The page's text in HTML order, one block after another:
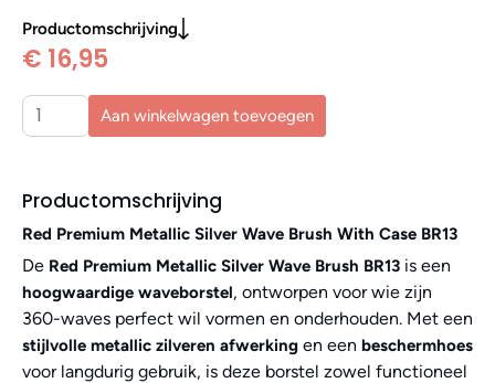
Productomschrijving
€ 16,95
Aan winkelwagen toevoegen
Productomschrijving
Red Premium Metallic Silver Wave Brush With Case BR13
De Red Premium Metallic Silver Wave Brush BR13 is een
hoogwaardige waveborstel, ontworpen voor wie zijn
360-waves perfect wil vormen en onderhouden. Met een
stijlvolle metallic zilveren afwerking en een beschermhoes
voor langdurig gebruik, is deze borstel zowel functioneel